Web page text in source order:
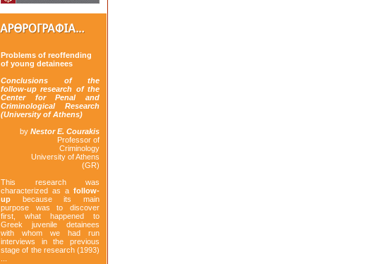
Problems of reoffending
of young detainees
Conclusions of the
follow-up research of the
Center for Penal and
Criminological Research
(University of Athens)
by Nestor E. Courakis
Professor of
Criminology
University of Athens
(GR)
This research was
characterized as a follow-
up because its main
purpose was to discover
first, what happened to
Greek juvenile detainees
with whom we had run
interviews in the previous
stage of the research (1993)